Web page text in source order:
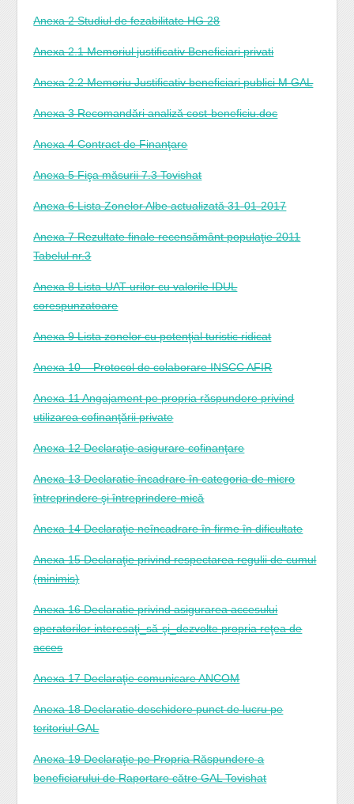
Anexa 2 Studiul de fezabilitate HG 28
Anexa 2.1 Memoriul justificativ Beneficiari privati
Anexa2.2 Memoriu Justificativ beneficiari publici M GAL
Anexa 3 Recomandări analiză cost-beneficiu.doc
Anexa 4 Contract de Finanţare
Anexa 5 Fişa măsurii 7.3 Tovishat
Anexa 6 Lista Zonelor Albe actualizată 31-01-2017
Anexa 7 Rezultate finale recensământ populaţie 2011
Tabelul nr.3
Anexa 8 Lista-UAT-urilor cu valorile IDUL
corespunzatoare
Anexa 9 Lista zonelor cu potenţial turistic ridicat
Anexa 10 – Protocol de colaborare INSCC AFIR
Anexa 11 Angajament pe propria răspundere privind
utilizarea cofinanţării private
Anexa 12 Declaraţie asigurare cofinanţare
Anexa 13 Declaratie încadrare în categoria de micro
întreprindere şi întreprindere mică
Anexa 14 Declaraţie neîncadrare în firme în dificultate
Anexa 15 Declaraţie privind respectarea regulii de cumul
(minimis)
Anexa 16 Declaratie privind asigurarea accesului
operatorilor interesaţi_să-şi_dezvolte propria reţea de
acces
Anexa 17 Declaraţie comunicare ANCOM
Anexa 18 Declaratie deschidere punct de lucru pe
teritoriul GAL
Anexa 19 Declaraţie pe Propria Răspundere a
beneficiarului de Raportare către GAL Tovishat